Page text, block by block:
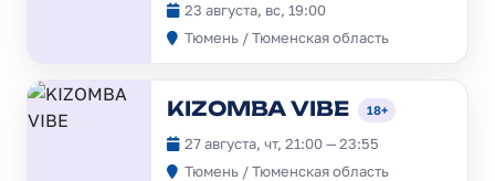
23 августа, вс, 19:00
Тюмень / Тюменская область
KIZOMBA VIBE 18+
27 августа, чт, 21:00 — 23:55
Тюмень / Тюменская область